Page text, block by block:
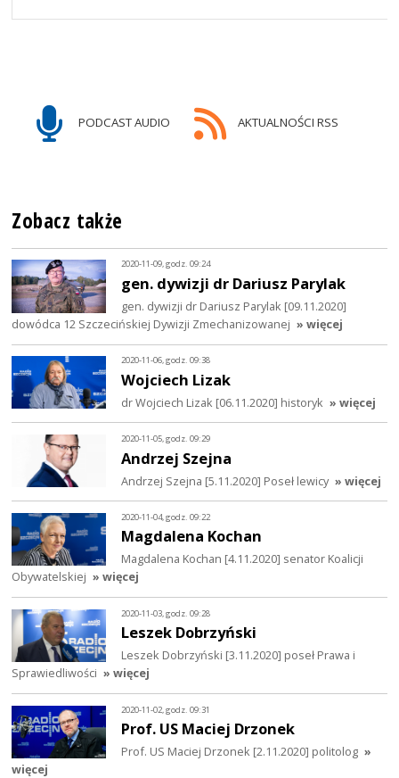
PODCAST AUDIO AKTUALNOŚCI RSS
Zobacz także
2020-11-09, godz. 09:24
gen. dywizji dr Dariusz Parylak
gen. dywizji dr Dariusz Parylak [09.11.2020]
dowódca 12 Szczecińskiej Dywizji Zmechanizowanej » więcej
2020-11-06, godz. 09:38
Wojciech Lizak
dr Wojciech Lizak [06.11.2020] historyk » więcej
2020-11-05, godz. 09:29
Andrzej Szejna
Andrzej Szejna [5.11.2020] Poseł lewicy » więcej
2020-11-04, godz. 09:22
Magdalena Kochan
Magdalena Kochan [4.11.2020] senator Koalicji
Obywatelskiej » więcej
2020-11-03, godz. 09:28
Leszek Dobrzyński
Leszek Dobrzyński [3.11.2020] poseł Prawa i
Sprawiedliwości » więcej
2020-11-02, godz. 09:31
Prof. US Maciej Drzonek
Prof. US Maciej Drzonek [2.11.2020] politolog »
więcej